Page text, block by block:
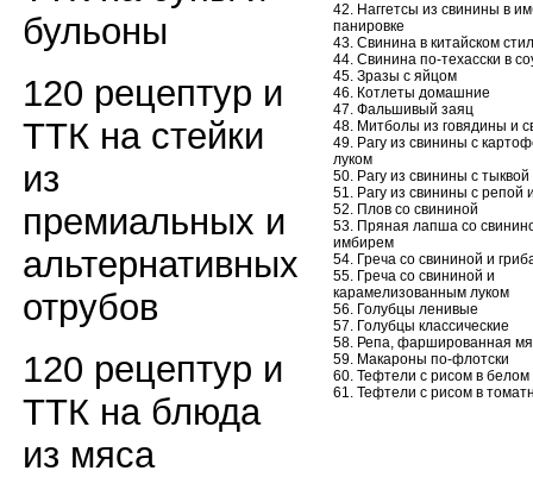
бульоны
120 рецептур и
ТТК на стейки
из
премиальных и
альтернативных
отрубов
120 рецептур и
ТТК на блюда
из мяса
42. Наггетсы из свинины в
панировке
43. Свинина в китайском
44. Свинина по-техасски в
45. Зразы с яйцом
46. Котлеты домашние
47. Фальшивый заяц
48. Митболы из говядины и
49. Рагу из свинины с
луком
50. Рагу из свинины с
51. Рагу из свинины с репой
52. Плов со свининой
53. Пряная лапша со
имбирем
54. Греча со свининой и
55. Греча со свининой и
карамелизованным луком
56. Голубцы ленивые
57. Голубцы классические
58. Репа, фаршированная
59. Макароны по-флотски
60. Тефтели с рисом в белом
61. Тефтели с рисом в